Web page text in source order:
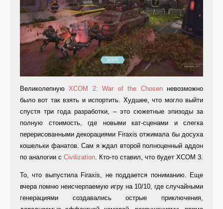
ВеликолепнуюXCOM 2: War of the Chosenневозможно
было вот так взять и испортить. Худшее, что могло выйти
спустя три года разработки, – это сюжетные эпизоды за
полную стоимость, где новыми кат-сценами и слегка
перерисованными декорациями Firaxis отжимала бы досуха
кошельки фанатов. Сам я ждал второй полноценный аддон
по аналогии с Civilization. Кто-то ставил, что будет XCOM 3.
То, что выпустила Firaxis, не поддается пониманию. Еще
вчера помню неисчерпаемую игру на 10/10, где случайными
генерациями создавались острые приключения,